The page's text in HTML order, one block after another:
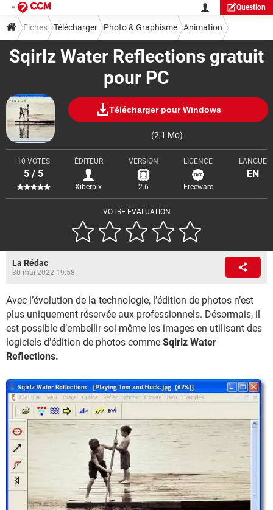
Question
Sqirlz Water Reflections gratuit
pour PC
Télécharger pour Windows
(2,1 Mo)
VOTRE ÉVALUATION
10 VOTES
5 / 5
ÉDITEUR
Xiberpix
VERSION
2.6
LICENCE
Freeware
LANGUE
EN
Fiches Télécharger Photo & Graphisme Animation
La Rédac
30 mai 2022 19:58
Avec l’évolution de la technologie, l’édition de photos n’est
plus uniquement réservée aux professionnels. Désormais, il
est possible d’embellir soi-même les images en utilisant des
logiciels d’édition de photos comme Sqirlz Water
Reflections.